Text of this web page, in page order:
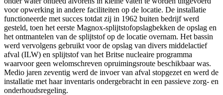
voor opwerking in andere faciliteiten op de locatie. De installatie
functioneerde met succes totdat zij in 1962 buiten bedrijf werd
gesteld, toen het eerste Magnox-splijtstofopslagbekken de opslag en
het ontmantelen van de splijtstof op de locatie overnam. Het bassin
werd vervolgens gebruikt voor de opslag van divers middelactief
afval (ILW) en splijtstof van het Britse nucleaire programma
waarvoor geen welomschreven opruimingsroute beschikbaar was.
Medio jaren zeventig werd de invoer van afval stopgezet en werd de
installatie met haar inventaris ondergebracht in een passieve zorg- en
onderhoudsregeling.